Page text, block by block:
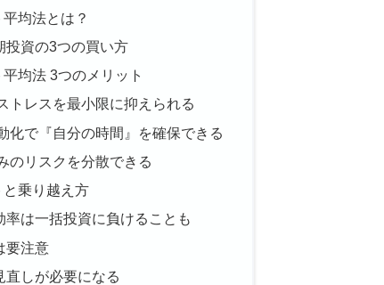
均法とは？
投資の3つの買い方
均法 3つのメリット
トレスを最小限に抑えられる
化で『自分の時間』を確保できる
のリスクを分散できる
乗り越え方
率は一括投資に負けることも
要注意
直しが必要になる